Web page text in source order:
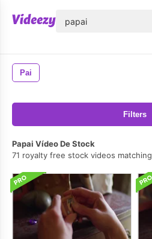
Pai
Filters
Papai Vídeo De Stock
71 royalty free stock videos matching